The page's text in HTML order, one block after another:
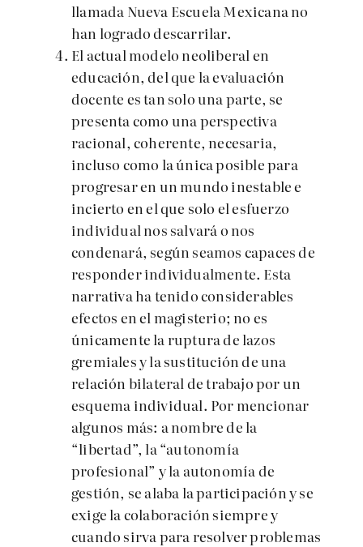
llamada Nueva Escuela Mexicana no
han logrado descarrilar.
El actual modelo neoliberal en
educación, del que la evaluación
docente es tan solo una parte, se
presenta como una perspectiva
racional, coherente, necesaria,
incluso como la única posible para
progresar en un mundo inestable e
incierto en el que solo el esfuerzo
individual nos salvará o nos
condenará, según seamos capaces de
responder individualmente. Esta
narrativa ha tenido considerables
efectos en el magisterio; no es
únicamente la ruptura de lazos
gremiales y la sustitución de una
relación bilateral de trabajo por un
esquema individual. Por mencionar
algunos más: a nombre de la
“libertad”, la “autonomía
profesional” y la autonomía de
gestión, se alaba la participación y se
exige la colaboración siempre y
cuando sirva para resolver problemas